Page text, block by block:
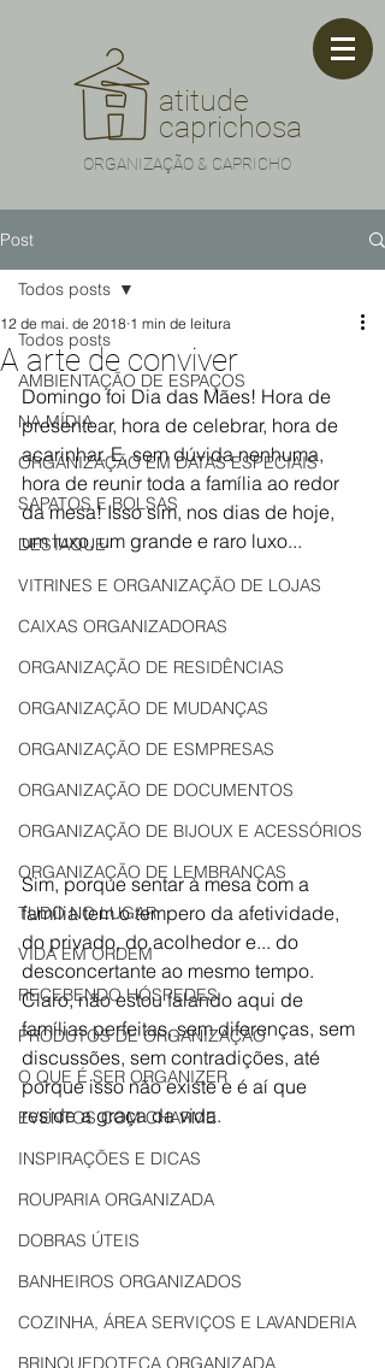
atitude
caprichosa
ORGANIZAÇÃO & CAPRICHO
Post
Todos posts
AMBIENTAÇÃO DE ESPAÇOS
NA MÍDIA
ORGANIZAÇÃO EM DATAS ESPECIAIS
SAPATOS E BOLSAS
DESTAQUE
VITRINES E ORGANIZAÇÃO DE LOJAS
CAIXAS ORGANIZADORAS
ORGANIZAÇÃO DE RESIDÊNCIAS
ORGANIZAÇÃO DE MUDANÇAS
ORGANIZAÇÃO DE ESMPRESAS
ORGANIZAÇÃO DE DOCUMENTOS
ORGANIZAÇÃO DE BIJOUX E ACESSÓRIOS
ORGANIZAÇÃO DE LEMBRANÇAS
TUDO NO LUGAR
VIDA EM ORDEM
RECEBENDO HÓSPEDES
PRODUTOS DE ORGANIZAÇÃO
O QUE É SER ORGANIZER
EVENTOS COM CHARME
INSPIRAÇÕES E DICAS
ROUPARIA ORGANIZADA
DOBRAS ÚTEIS
BANHEIROS ORGANIZADOS
COZINHA, ÁREA SERVIÇOS E LAVANDERIA
BRINQUEDOTECA ORGANIZADA
Todos posts
A arte de conviver
12 de mai. de 2018 1 min de leitura
Domingo foi Dia das Mães! Hora de
presentear, hora de celebrar, hora de
acarinhar. E, sem dúvida nenhuma,
hora de reunir toda a família ao redor
da mesa! Isso sim, nos dias de hoje,
um luxo, um grande e raro luxo...
Sim, porque sentar à mesa com a
família tem o tempero da afetividade,
do privado, do acolhedor e... do
desconcertante ao mesmo tempo.
Claro, não estou falando aqui de
famílias perfeitas, sem diferenças, sem
discussões, sem contradições, até
porque isso não existe e é aí que
reside a graça da vida.